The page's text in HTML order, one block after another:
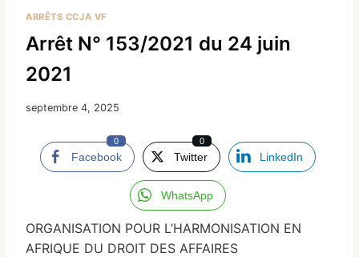
ARRÊTS CCJA VF
Arrêt N° 153/2021 du 24 juin
2021
septembre 4, 2025
Facebook
0
Twitter
0
LinkedIn
WhatsApp
ORGANISATION POUR L’HARMONISATION EN
AFRIQUE DU DROIT DES AFFAIRES